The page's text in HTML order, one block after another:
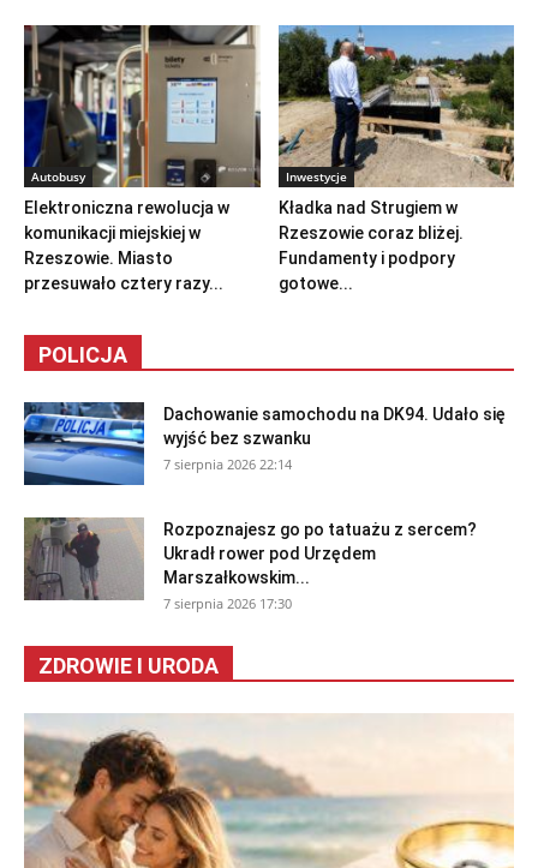
Autobusy
Elektroniczna rewolucja w
komunikacji miejskiej w
Rzeszowie. Miasto
przesuwało cztery razy...
Inwestycje
Kładka nad Strugiem w
Rzeszowie coraz bliżej.
Fundamenty i podpory
gotowe...
POLICJA
Dachowanie samochodu na DK94. Udało się
wyjść bez szwanku
7 sierpnia 2026 22:14
Rozpoznajesz go po tatuażu z sercem?
Ukradł rower pod Urzędem
Marszałkowskim...
7 sierpnia 2026 17:30
ZDROWIE I URODA